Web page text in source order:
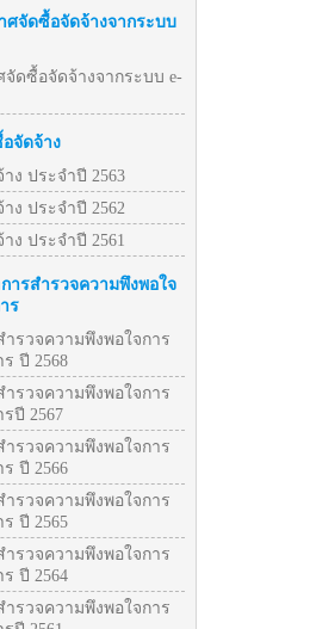
ศจัดซื้อจัดจ้างจากระบบ
จัดซื้อจัดจ้างจากระบบ e-
จัดจ้าง
ง ประจำปี 2563
ง ประจำปี 2562
ง ประจำปี 2561
ารสำรวจความพึงพอใจ
ร
ำรวจความพึงพอใจการ
ปี 2568
ำรวจความพึงพอใจการ
ปี 2567
ำรวจความพึงพอใจการ
ปี 2566
ำรวจความพึงพอใจการ
ปี 2565
ำรวจความพึงพอใจการ
ปี 2564
ำรวจความพึงพอใจการ